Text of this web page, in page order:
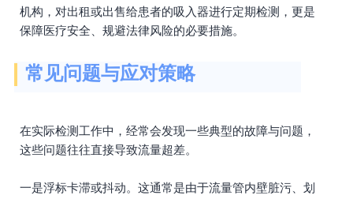
机构，对出租或出售给患者的吸入器进行定期检测，更是
保障医疗安全、规避法律风险的必要措施。
常见问题与应对策略
在实际检测工作中，经常会发现一些典型的故障与问题，
这些问题往往直接导致流量超差。
一是浮标卡滞或抖动。这通常是由于流量管内壁脏污、划